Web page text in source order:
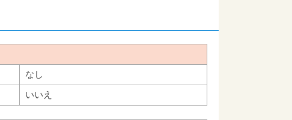
なし
いいえ